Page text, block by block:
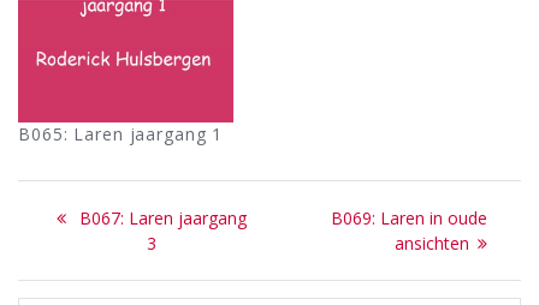
B065: Laren jaargang 1
Bericht
navigatie
Previous
B067: Laren jaargang
3
Next
B069: Laren in oude
ansichten